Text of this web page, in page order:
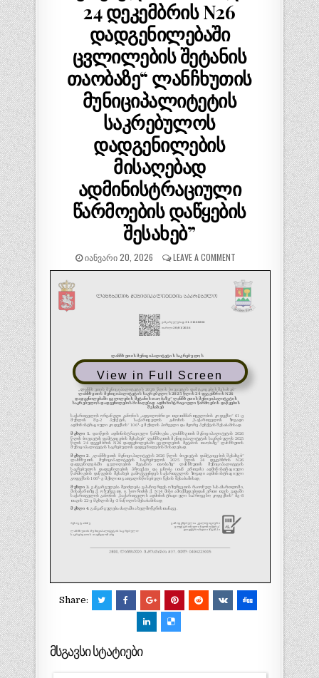
24 დეკემბრის N26
დადგენილებაში
ცვლილების შეტანის
თაობაზე“ ლანჩხუთის
მუნიციპალიტეტის
საკრებულოს
დადგენილების
მისაღებად
ადმინისტრაციული
წარმოების დაწყების
შესახებ”
ᲘᲐᲜᲕᲐᲠᲘ 20, 2026 LEAVE A COMMENT
View in Full Screen
Share:
მსგავსი სტატიები